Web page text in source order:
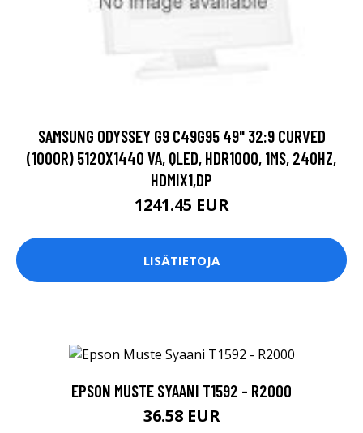
SAMSUNG ODYSSEY G9 C49G95 49" 32:9 CURVED
(1000R) 5120X1440 VA, QLED, HDR1000, 1MS, 240HZ,
HDMIX1,DP
1241.45 EUR
LISÄTIETOJA
EPSON MUSTE SYAANI T1592 - R2000
36.58 EUR